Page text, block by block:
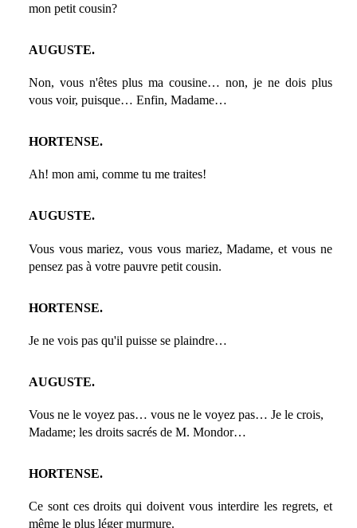
mon petit cousin?
AUGUSTE.
Non, vous n'êtes plus ma cousine… non, je ne dois plus
vous voir, puisque… Enfin, Madame…
HORTENSE.
Ah! mon ami, comme tu me traites!
AUGUSTE.
Vous vous mariez, vous vous mariez, Madame, et vous ne
pensez pas à votre pauvre petit cousin.
HORTENSE.
Je ne vois pas qu'il puisse se plaindre…
AUGUSTE.
Vous ne le voyez pas… vous ne le voyez pas… Je le crois,
Madame; les droits sacrés de M. Mondor…
HORTENSE.
Ce sont ces droits qui doivent vous interdire les regrets, et
même le plus léger murmure.